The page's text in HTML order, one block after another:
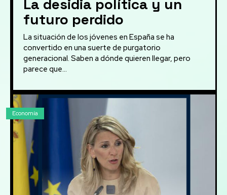
La desidia política y un
futuro perdido
La situación de los jóvenes en España se ha
convertido en una suerte de purgatorio
generacional. Saben a dónde quieren llegar, pero
parece que...
Economía